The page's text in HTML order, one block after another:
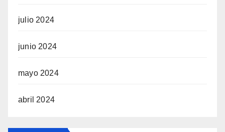
julio 2024
junio 2024
mayo 2024
abril 2024